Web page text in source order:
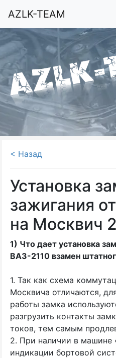
AZLK-TEAM
< Назад
Установка
зажигания
на Москвич
1) Что дает установка
ВАЗ-2110 взамен
1. Так как схема
Москвича отличаются,
работы замка
разгрузить контакты
токов, тем самым
2. При наличии в машине
индикации бортовой